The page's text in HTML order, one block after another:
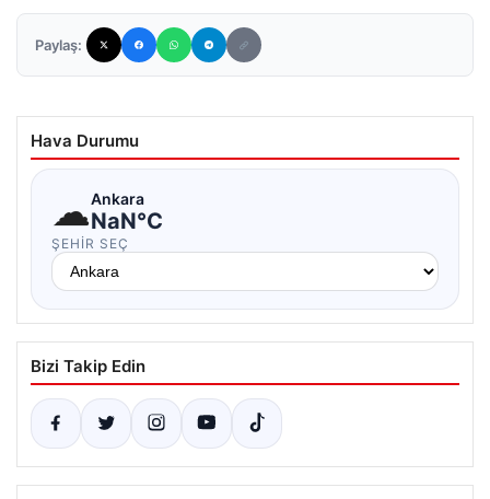
Paylaş:
Hava Durumu
☁Ankara
NaN°C
ŞEHIR SEÇ
Bizi Takip Edin